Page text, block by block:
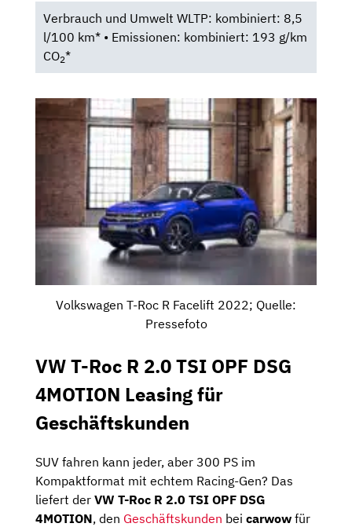
Verbrauch und Umwelt WLTP: kombiniert: 8,5
l/100 km* • Emissionen: kombiniert: 193 g/km
CO2*
Volkswagen T-Roc R Facelift 2022; Quelle:
Pressefoto
VW T-Roc R 2.0 TSI OPF DSG
4MOTION Leasing für
Geschäftskunden
SUV fahren kann jeder, aber 300 PS im
Kompaktformat mit echtem Racing-Gen? Das
liefert der VW T-Roc R 2.0 TSI OPF DSG
4MOTION, den Geschäftskunden bei carwow für